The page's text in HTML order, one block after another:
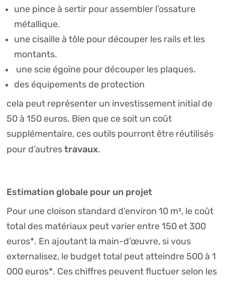
une pince à sertir pour assembler l’ossature
métallique.
une cisaille à tôle pour découper les rails et les
montants.
une scie égoïne pour découper les plaques.
des équipements de protection
cela peut représenter un investissement initial de
50 à 150 euros. Bien que ce soit un coût
supplémentaire, ces outils pourront être réutilisés
pour d’autrestravaux.
Estimation globale pour un projet
Pour une cloison standard d’environ 10 m², le coût
total des matériaux peut varier entre 150 et 300
euros*. En ajoutant la main-d’œuvre, si vous
externalisez, le budget total peut atteindre 500 à 1
000 euros*. Ces chiffres peuvent fluctuer selon les